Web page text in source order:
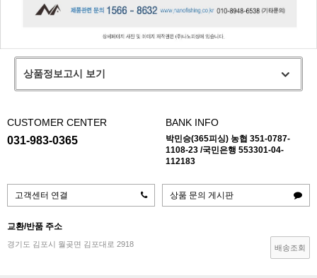
상품정보고시 보기
CUSTOMER CENTER
031-983-0365
BANK INFO
박민승(365피싱) 농협 351-0787-
1108-23 /국민은행 553301-04-
112183
고객센터 연결 상품 문의 게시판
교환/반품 주소
경기도 김포시 월곶면 김포대로 2918 배송조회